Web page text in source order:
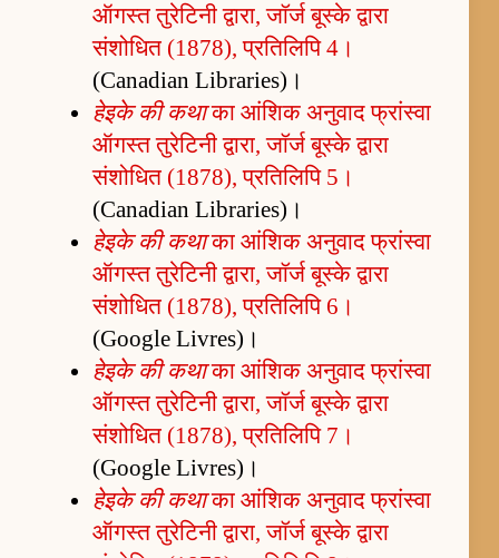
ऑगस्त तुरेटिनी द्वारा, जॉर्ज बूस्के द्वारा
संशोधित (1878), प्रतिलिपि 4।
(Canadian Libraries)।
हेइके की कथाका आंशिक अनुवाद फ्रांस्वा
ऑगस्त तुरेटिनी द्वारा, जॉर्ज बूस्के द्वारा
संशोधित (1878), प्रतिलिपि 5।
(Canadian Libraries)।
हेइके की कथाका आंशिक अनुवाद फ्रांस्वा
ऑगस्त तुरेटिनी द्वारा, जॉर्ज बूस्के द्वारा
संशोधित (1878), प्रतिलिपि 6।
(Google Livres)।
हेइके की कथाका आंशिक अनुवाद फ्रांस्वा
ऑगस्त तुरेटिनी द्वारा, जॉर्ज बूस्के द्वारा
संशोधित (1878), प्रतिलिपि 7।
(Google Livres)।
हेइके की कथाका आंशिक अनुवाद फ्रांस्वा
ऑगस्त तुरेटिनी द्वारा, जॉर्ज बूस्के द्वारा